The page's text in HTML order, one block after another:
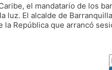
el mandatario de los
luz. El alcalde de
la República que arrancó